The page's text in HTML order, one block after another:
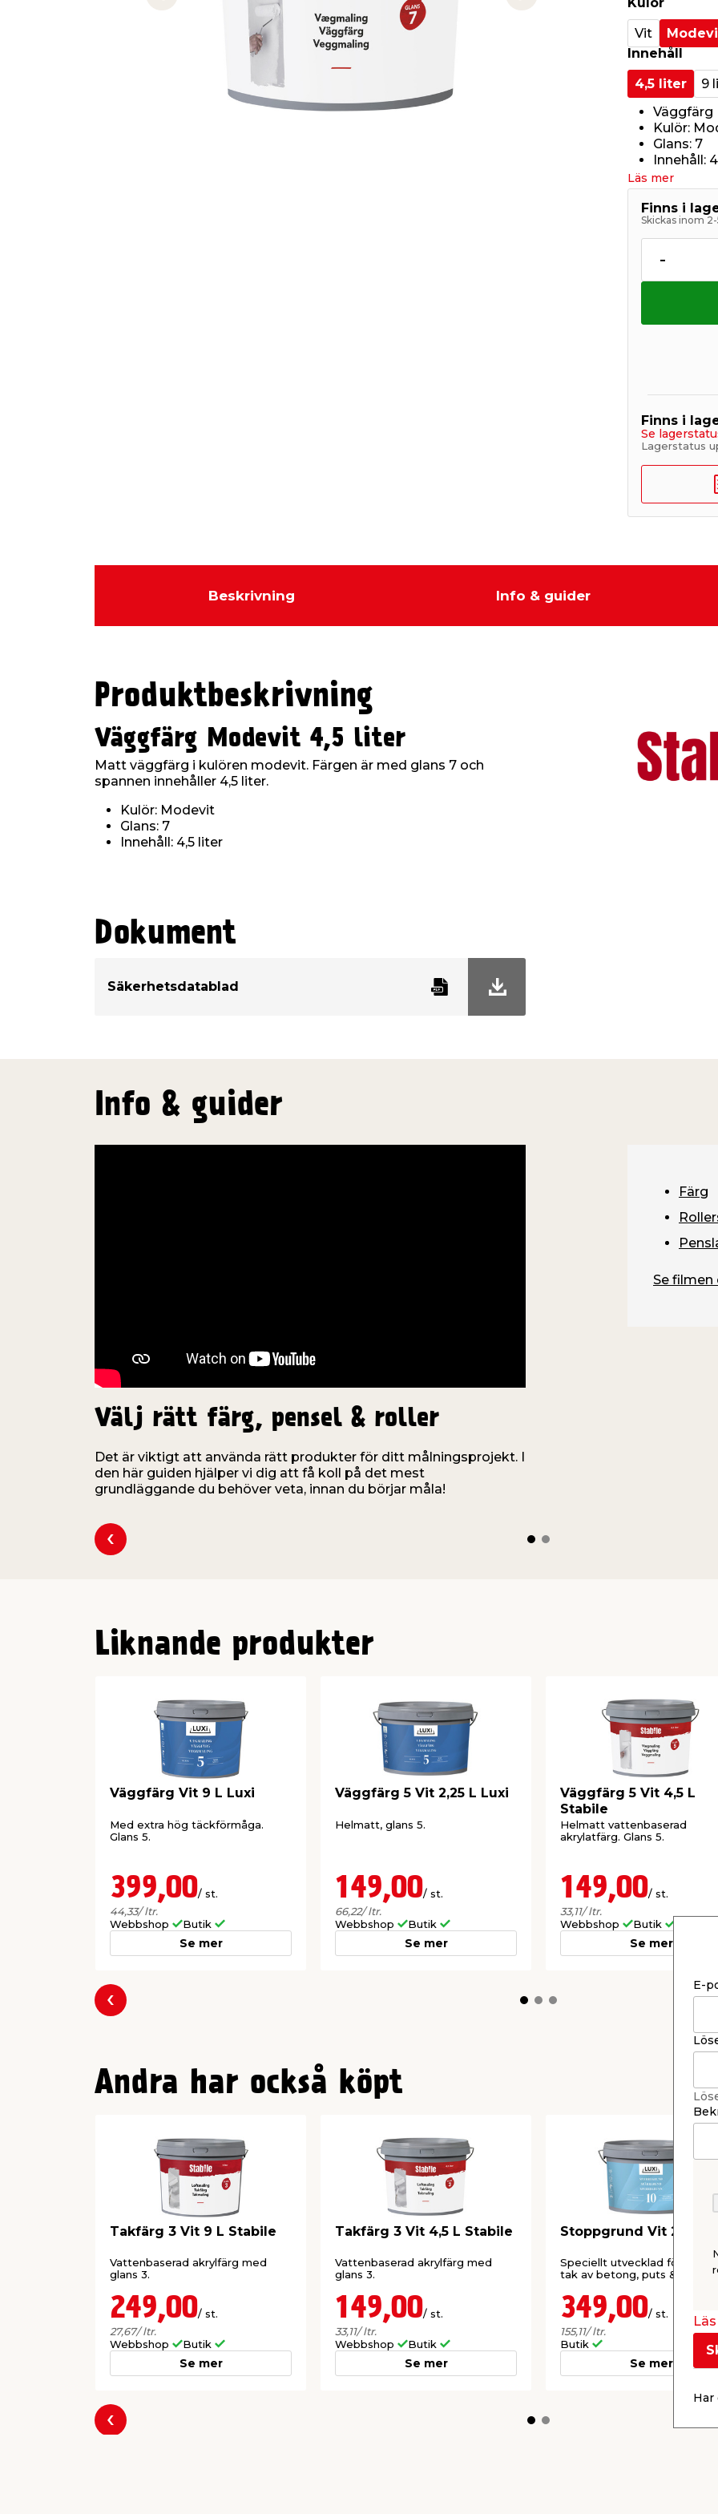
Previous slide Next slide
Vit
Innehåll
4,5 liter
9
Väggfärg
Kulör:
Glans: 7
Innehåll:
Läs mer
Finns i
Skickas inom
-
Finns i
Se
Lagerstatus
Beskrivning Info & guider
Produktbeskrivning
Väggfärg Modevit 4,5 liter
Matt väggfärg i kulören modevit. Färgen är med glans 7 och
spannen innehåller 4,5 liter.
Kulör: Modevit
Glans: 7
Innehåll: 4,5 liter
Dokument
Säkerhetsdatablad
Info & guider
Välj rätt färg, pensel & roller
Det är viktigt att använda rätt produkter för ditt målningsprojekt. I
den här guiden hjälper vi dig att få koll på det mest
grundläggande du behöver veta, innan du börjar måla!
Färg
Se filmen
Liknande produkter
Väggfärg Vit 9 L Luxi
Med extra hög täckförmåga.
Glans 5.
399,00/ st.
44,33/ ltr.
Webbshop
Butik
Se mer
Väggfärg 5 Vit 2,25 L Luxi
Helmatt, glans 5.
149,00/ st.
66,22/ ltr.
Webbshop
Butik
Se mer
Väggfärg 5 Vit 4,5 L
Stabile
Helmatt vattenbaserad
akrylatfärg. Glans 5.
149,00/ st.
33,11/ ltr.
Webbshop
Butik
Se mer
Föregående
Andra har också köpt
Takfärg 3 Vit 9 L Stabile
Vattenbaserad akrylfärg med
glans 3.
249,00/ st.
27,67/ ltr.
Webbshop
Butik
Se mer
Takfärg 3 Vit 4,5 L Stabile
Vattenbaserad akrylfärg med
glans 3.
149,00/ st.
33,11/ ltr.
Webbshop
Butik
Se mer
Stoppgrund Vit 2,25 L
Speciellt utvecklad för
tak av betong, puts & gips.
349,00/ st.
155,11/ ltr.
Butik
Se mer
Föregående
E-
Har